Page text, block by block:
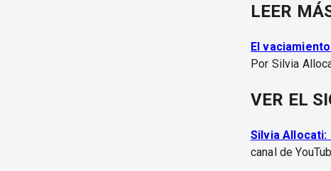
LEER
El
Por Silvia
VER EL
Silvia Allocati:
canal de